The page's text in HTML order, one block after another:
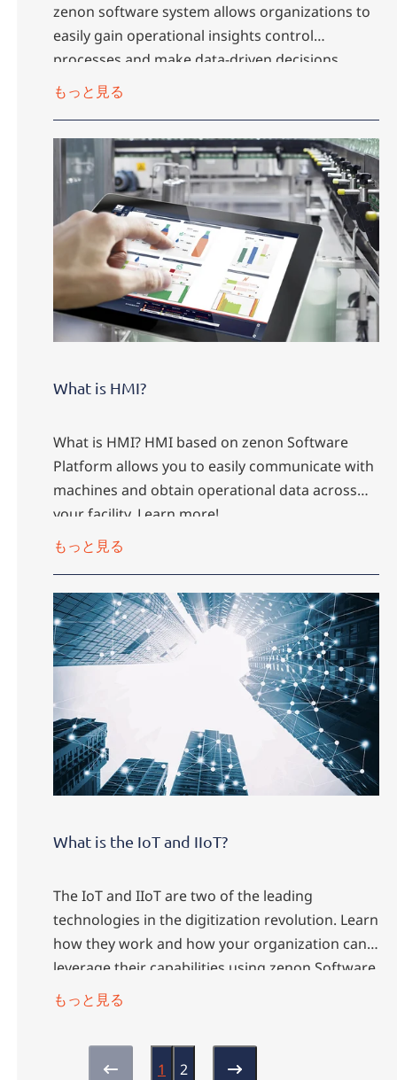
zenon software system allows organizations to
easily gain operational insights control
processes and make data-driven decisions.
もっと見る
What is HMI?
What is HMI? HMI based on zenon Software
Platform allows you to easily communicate with
machines and obtain operational data across
your facility. Learn more!
もっと見る
What is the IoT and IIoT?
The IoT and IIoT are two of the leading
technologies in the digitization revolution. Learn
how they work and how your organization can
leverage their capabilities using zenon Software
Platform.
もっと見る
1 2